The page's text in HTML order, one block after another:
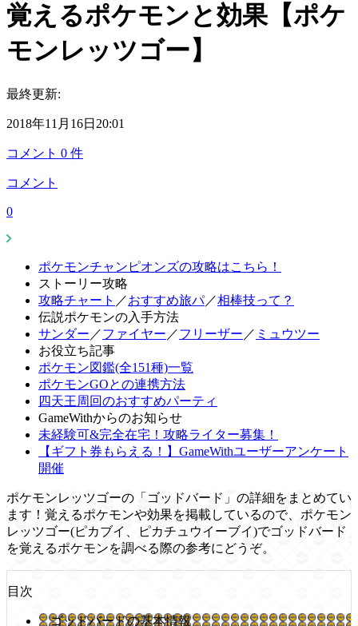
覚えるポケモンと効果【ポケ
モンレッツゴー】
最終更新:
2018年11月16日20:01
コメント 0 件
コメント
0
ポケモンチャンピオンズの攻略はこちら！
ストーリー攻略
攻略チャート ／おすすめ旅パ／相棒技って？
伝説ポケモンの入手方法
サンダー ／ファイヤー ／フリーザー ／ ミュウツー
お役立ち記事
ポケモン図鑑(全151種)一覧
ポケモンGOとの連携方法
四天王周回のおすすめパーティ
GameWithからのお知らせ
未経験可&完全在宅！攻略ライター募集！
【ギフト券もらえる！】GameWithユーザーアンケート
開催
ポケモンレッツゴーの「ゴッドバード」の詳細をまとめてい
ます！覚えるポケモンや効果を掲載しているので、ポケモン
レッツゴー(ピカブイ、ピカチュウイーブイ)でゴッドバード
を覚えるポケモンを調べる際の参考にどうぞ。
目次
ゴッドバードの基本情報